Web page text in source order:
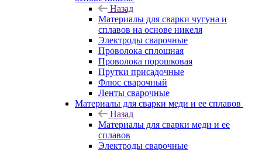
Назад
Материалы для сварки чугуна и
сплавов на основе никеля
Электроды сварочные
Проволока сплошная
Проволока порошковая
Прутки присадочные
Флюс сварочный
Ленты сварочные
Материалы для сварки меди и ее сплавов
Назад
Материалы для сварки меди и ее
сплавов
Электроды сварочные